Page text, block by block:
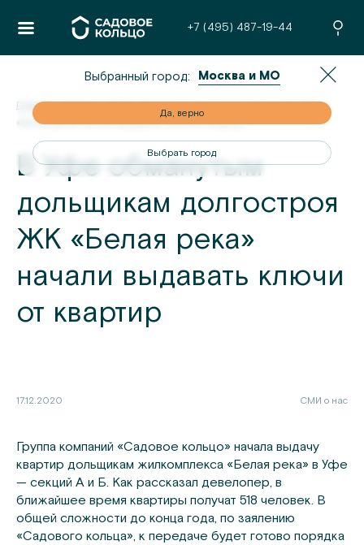
+7 (495) 487-19-44
Главная/Новости/В Уфе обманутым дольщикам долгостроя ЖК
«Белая река» начали выдавать ключи от квартир
В Уфе обманутым
дольщикам долгостроя
ЖК «Белая река»
начали выдавать ключи
от квартир
17.12.2020 СМИ о нас
Группа компаний «Садовое кольцо» начала выдачу
квартир дольщикам жилкомплекса «Белая река» в Уфе
— секций А и Б. Как рассказал девелопер, в
ближайшее время квартиры получат 518 человек. В
общей сложности до конца года, по заялению
«Садового кольца», к передаче будет готово порядка
Выбранный город: Москва и МО
Да, верно
Выбрать город